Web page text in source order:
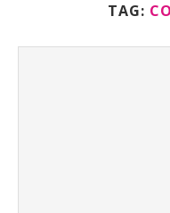
TAG: